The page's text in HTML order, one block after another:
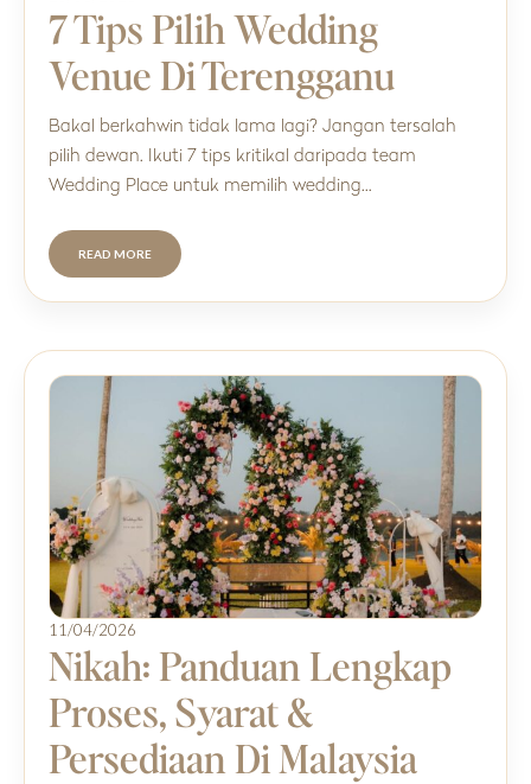
7 Tips Pilih Wedding
Venue Di Terengganu
Bakal berkahwin tidak lama lagi? Jangan tersalah
pilih dewan. Ikuti 7 tips kritikal daripada team
Wedding Place untuk memilih wedding…
READ MORE
Nikah: Panduan Lengkap
Proses, Syarat &
Persediaan Di Malaysia
11/04/2026